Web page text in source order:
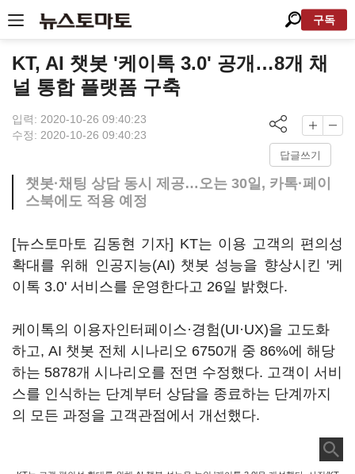
구독
KT, AI 챗봇 '케이톡 3.0' 공개…8개 채
널 통합 플랫폼 구축
입력: 2020-10-26 09:40:23
수정: 2020-10-26 09:40:23
답글쓰기
챗봇·채팅 상담 동시 제공…오는 30일, 카톡·페이
스북에도 적용 예정
[뉴스토마토 김동현 기자] KT는 이용 고객의 편의성
확대를 위해 인공지능(AI) 챗봇 성능을 향상시킨 '케
이톡 3.0' 서비스를 운영한다고 26일 밝혔다.
케이톡의 이용자인터페이스·경험(UI·UX)을 고도화
하고, AI 챗봇 전체 시나리오 6750개 중 86%에 해당
하는 5878개 시나리오를 전면 수정했다. 고객이 서비
스를 인식하는 단계부터 상담을 종료하는 단계까지
의 모든 과정을 고객관점에서 개선했다.